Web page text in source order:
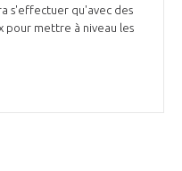
s'effectuer qu'avec des
pour mettre à niveau les